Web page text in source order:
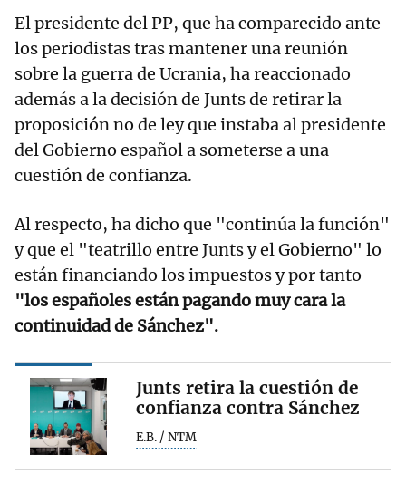
El presidente del PP, que ha comparecido ante
los periodistas tras mantener una reunión
sobre la guerra de Ucrania, ha reaccionado
además a la decisión de Junts de retirar la
proposición no de ley que instaba al presidente
del Gobierno español a someterse a una
cuestión de confianza.
Al respecto, ha dicho que "continúa la función"
y que el "teatrillo entre Junts y el Gobierno" lo
están financiando los impuestos y por tanto
"los españoles están pagando muy cara la
continuidad de Sánchez".
Junts retira la cuestión de
confianza contra Sánchez
E.B. / NTM